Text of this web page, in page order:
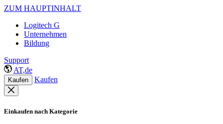
ZUM HAUPTINHALT
Logitech G
Unternehmen
Bildung
Support
AT,de
Kaufen Kaufen
Einkaufen nach Kategorie